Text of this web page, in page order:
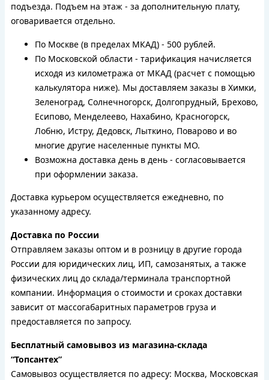
подъезда. Подъем на этаж - за дополнительную плату,
оговаривается отдельно.
По Москве (в пределах МКАД) - 500 рублей.
По Московской области - тарификация начисляется
исходя из километража от МКАД (расчет с помощью
калькулятора ниже). Мы доставляем заказы в Химки,
Зеленоград, Солнечногорск, Долгопрудный, Брехово,
Есипово, Менделеево, Нахабино, Красногорск,
Лобню, Истру, Дедовск, Лыткино, Поварово и во
многие другие населенные пункты МО.
Возможна доставка день в день - согласовывается
при оформлении заказа.
Доставка курьером осуществляется ежедневно, по
указанному адресу.
Доставка по России
Отправляем заказы оптом и в розницу в другие города
России для юридических лиц, ИП, самозанятых, а также
физических лиц до склада/терминала транспортной
компании. Информация о стоимости и сроках доставки
зависит от массогабаритных параметров груза и
предоставляется по запросу.
Бесплатный самовывоз из магазина-склада
“Топсантех”
Самовывоз осуществляется по адресу: Москва, Московская